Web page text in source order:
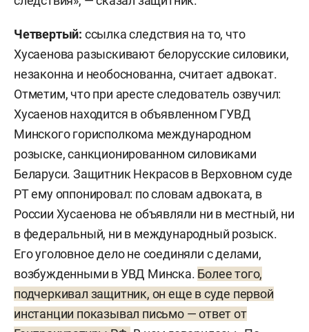
Четвертый: ссылка следствия на то, что
Хусаенова разыскивают белорусские силовики,
незаконна и необоснованна, считает адвокат.
Отметим, что при аресте следователь озвучил:
Хусаенов находится в объявленном ГУВД
Минского горисполкома международном
розыске, санкционированном силовиками
Беларуси. Защитник Некрасов в Верховном суде
РТ ему оппонировал: по словам адвоката, в
России Хусаенова не объявляли ни в местный, ни
в федеральный, ни в международный розыск.
Его уголовное дело не соединяли с делами,
возбужденными в УВД Минска. Более того,
подчеркивал защитник, он еще в суде первой
инстанции показывал письмо — ответ от